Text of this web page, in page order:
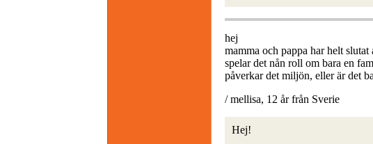
hej
mamma och pappa har helt
spelar det nån roll om bara en
påverkar det miljön, eller är det
/ mellisa, 12 år från Sverie
Hej!